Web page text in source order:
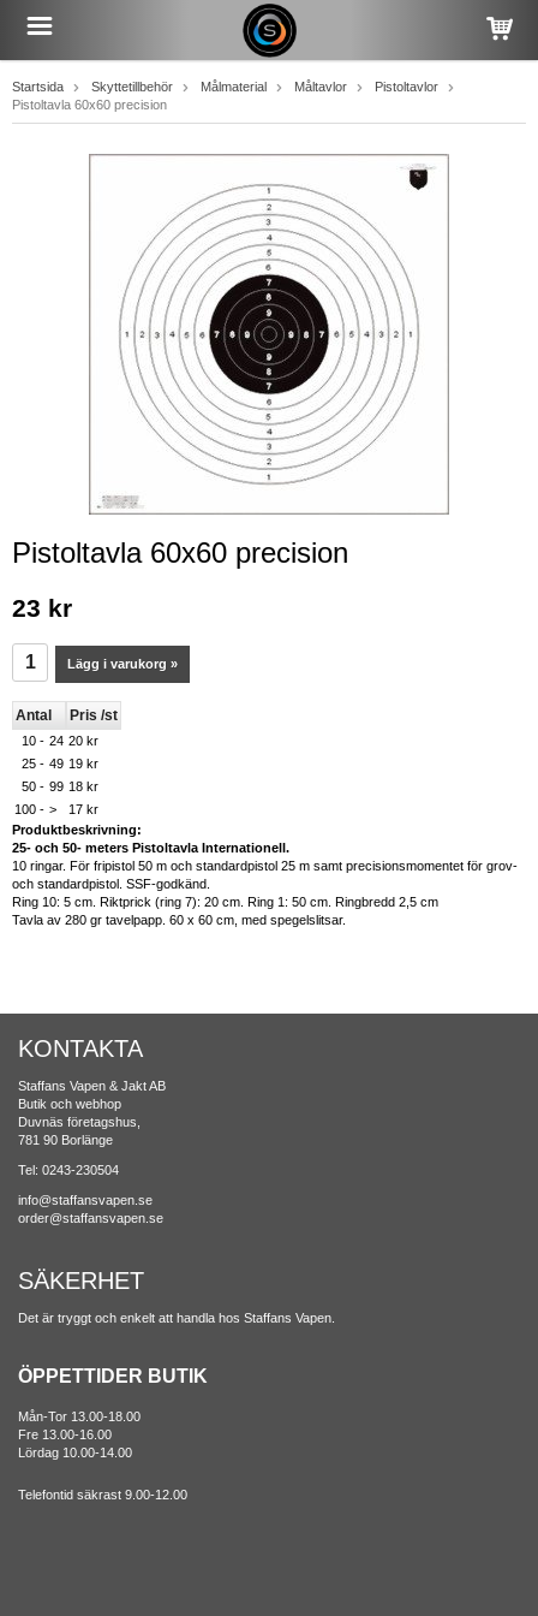
Startsida Skyttetillbehör Målmaterial Måltavlor
Pistoltavlor
Pistoltavla 60x60 precision
Pistoltavla 60x60 precision
23 kr
Lägg i varukorg »
Antal Pris /st
10 - 24 20 kr
25 - 49 19 kr
50 - 99 18 kr
100 - >
17 kr
Produktbeskrivning:
25- och 50- meters Pistoltavla Internationell.
10 ringar. För fripistol 50 m och standardpistol 25 m samt precisionsmomentet för grov-
och standardpistol. SSF-godkänd.
Ring 10: 5 cm. Riktprick (ring 7): 20 cm. Ring 1: 50 cm. Ringbredd 2,5 cm
Tavla av 280 gr tavelpapp. 60 x 60 cm, med spegelslitsar.
KONTAKTA
Staffans Vapen & Jakt AB
Butik och webhop
Duvnäs företagshus,
781 90 Borlänge
Tel: 0243-230504
info@staffansvapen.se
order@staffansvapen.se
SÄKERHET
Det är tryggt och enkelt att handla hos Staffans Vapen.
ÖPPETTIDER BUTIK
Mån-Tor 13.00-18.00
Fre 13.00-16.00
Lördag 10.00-14.00
Telefontid säkrast 9.00-12.00